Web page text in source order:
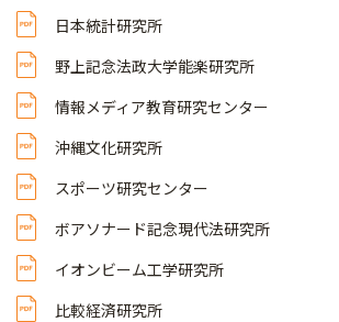
日本統計研究所
野上記念法政大学能楽研究所
情報メディア教育研究センター
沖縄文化研究所
スポーツ研究センター
ボアソナード記念現代法研究所
イオンビーム工学研究所
比較経済研究所